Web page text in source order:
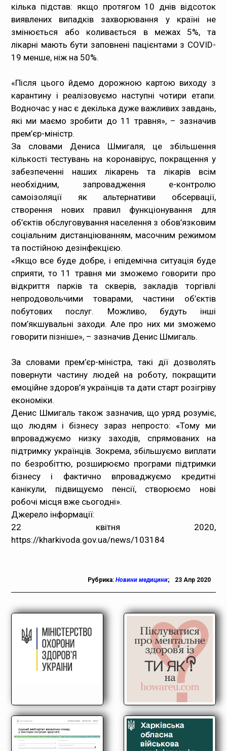
кілька підстав: якщо протягом 10 днів відсоток
виявлених випадків захворювання у країні не
змінюється або коливається в межах 5%, та
лікарні мають бути заповнені пацієнтами з COVID-
19 менше, ніж на 50%.
«Після цього йдемо дорожною картою виходу з
карантину і реалізовуємо наступні чотири етапи.
Водночас у нас є декілька дуже важливих завдань,
які ми маємо зробити до 11 травня», – зазначив
прем’єр-міністр.
За словами Дениса Шмигаля, це збільшення
кількості тестувань на коронавірус, покращення у
забезпеченні наших лікарень та лікарів всім
необхідним, запровадження е-контролю
самоізоляції як альтернативи обсервації,
створення нових правил функціонування для
об’єктів обслуговування населення з обов’язковим
соціальним дистанціюванням, масочним режимом
та постійною дезінфекцією.
«Якщо все буде добре, і епідемічна ситуація буде
сприяти, то 11 травня ми зможемо говорити про
відкриття парків та скверів, закладів торгівлі
непродовольчими товарами, частини об’єктів
побутових послуг. Можливо, будуть інші
пом’якшувальні заходи. Але про них ми зможемо
говорити пізніше», – зазначив Денис Шмигаль.
За словами прем’єр-міністра, такі дії дозволять
повернути частину людей на роботу, покращити
емоційне здоров’я українців та дати старт розігріву
економіки.
Денис Шмигаль також зазначив, що уряд розуміє,
що людям і бізнесу зараз непросто: «Тому ми
впроваджуємо низку заходів, спрямованих на
підтримку українців. Зокрема, збільшуємо виплати
по безробіттю, розширюємо програми підтримки
бізнесу і фактично впроваджуємо кредитні
канікули, підвищуємо пенсії, створюємо нові
робочі місця вже сьогодні».
Джерело інформації:
22 квітня 2020,
https://kharkivoda.gov.ua/news/103184
Рубрика: Новини медицини; 23 Апр 2020